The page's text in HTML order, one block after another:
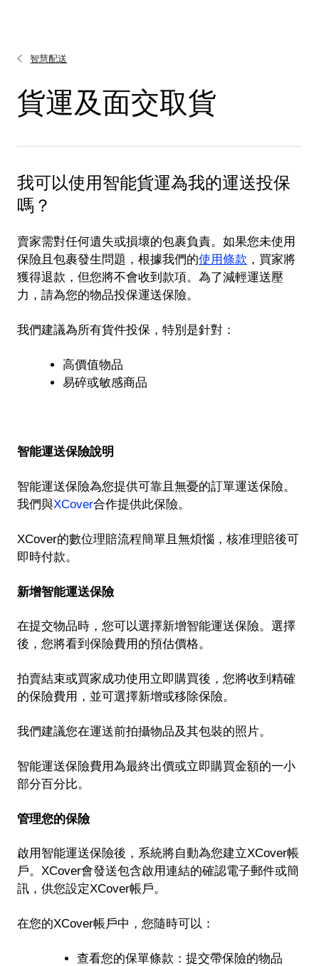
智慧配送
貨運及面交取貨
我可以使用智能貨運為我的運送投保
嗎？
賣家需對任何遺失或損壞的包裹負責。如果您未使用
保險且包裹發生問題，根據我們的使用條款 ，買家將
獲得退款，但您將不會收到款項。為了減輕運送壓
力，請為您的物品投保運送保險。
我們建議為所有貨件投保，特別是針對：
高價值物品
易碎或敏感商品
智能運送保險說明
智能運送保險為您提供可靠且無憂的訂單運送保險。
我們與XCover合作提供此保險。
XCover的數位理賠流程簡單且無煩惱，核准理賠後可
即時付款。
新增智能運送保險
在提交物品時，您可以選擇新增智能運送保險。選擇
後，您將看到保險費用的預估價格。
拍賣結束或買家成功使用立即購買後，您將收到精確
的保險費用，並可選擇新增或移除保險。
我們建議您在運送前拍攝物品及其包裝的照片。
智能運送保險費用為最終出價或立即購買金額的一小
部分百分比。
管理您的保險
啟用智能運送保險後，系統將自動為您建立XCover帳
戶。XCover會發送包含啟用連結的確認電子郵件或簡
訊，供您設定XCover帳戶。
在您的XCover帳戶中，您隨時可以：
查看您的保單條款：提交帶保險的物品